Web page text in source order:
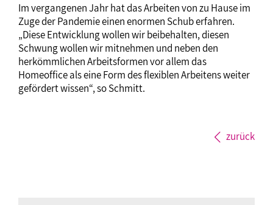
Im vergangenen Jahr hat das Arbeiten von zu Hause im
Zuge der Pandemie einen enormen Schub erfahren.
„Diese Entwicklung wollen wir beibehalten, diesen
Schwung wollen wir mitnehmen und neben den
herkömmlichen Arbeitsformen vor allem das
Homeoffice als eine Form des flexiblen Arbeitens weiter
gefördert wissen“, so Schmitt.
zurück